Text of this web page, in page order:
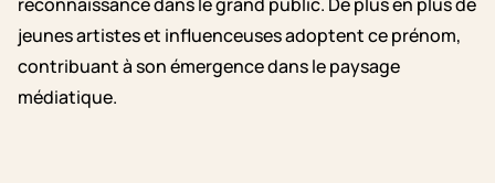
jeunes artistes et influenceuses adoptent ce prénom,
contribuant à son émergence dans le paysage
médiatique.